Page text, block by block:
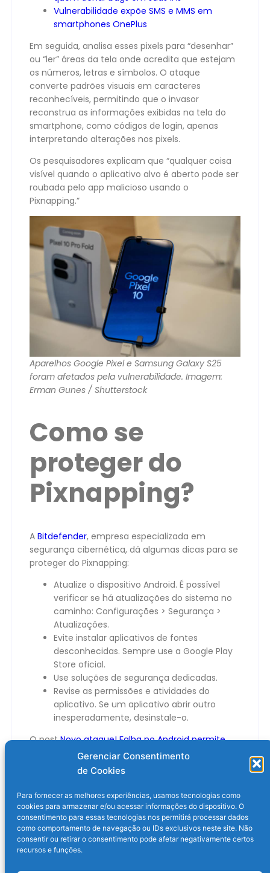
Gerenciar Consentimento
de Cookies
Para fornecer as melhores experiências, usamos tecnologias como
cookies para armazenar e/ou acessar informações do dispositivo. O
consentimento para essas tecnologias nos permitirá processar dados
como comportamento de navegação ou IDs exclusivos neste site. Não
consentir ou retirar o consentimento pode afetar negativamente certos
recursos e funções.
Vulnerabilidade expõe SMS e MMS em
smartphones OnePlus
Em seguida, analisa esses pixels para “desenhar”
ou “ler” áreas da tela onde acredita que estejam
os números, letras e símbolos. O ataque
converte padrões visuais em caracteres
reconhecíveis, permitindo que o invasor
reconstrua as informações exibidas na tela do
smartphone, como códigos de login, apenas
interpretando alterações nos pixels.
Os pesquisadores explicam que “qualquer coisa
visível quando o aplicativo alvo é aberto pode ser
roubada pelo app malicioso usando o
Pixnapping.”
Aparelhos Google Pixel e Samsung Galaxy S25
foram afetados pela vulnerabilidade. Imagem:
Erman Gunes / Shutterstock
Como se
proteger do
Pixnapping?
A Bitdefender, empresa especializada em
segurança cibernética, dá algumas dicas para se
proteger do Pixnapping:
Atualize o dispositivo Android. É possível
verificar se há atualizações do sistema no
caminho: Configurações > Segurança >
Atualizações.
Evite instalar aplicativos de fontes
desconhecidas. Sempre use a Google Play
Store oficial.
Use soluções de segurança dedicadas.
Revise as permissões e atividades do
aplicativo. Se um aplicativo abrir outro
inesperadamente, desinstale-o.
O postNovo ataque! Falha no Android permite
roubo de dados da tela; conheça o pixnapping
apareceu primeiro em